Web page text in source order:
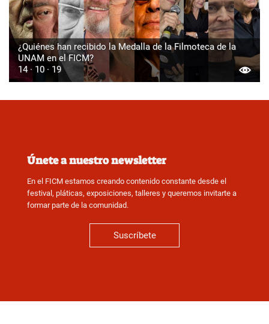
¿Quiénes han recibido la Medalla de la Filmoteca de la
UNAM en el FICM?
14 · 10 · 19
Únete a nuestro newsletter
En el FICM estamos creando contenido constante desde el
festival, pláticas, exposiciones, talleres y queremos invitarte a
formar parte de la comunidad.
Suscríbete